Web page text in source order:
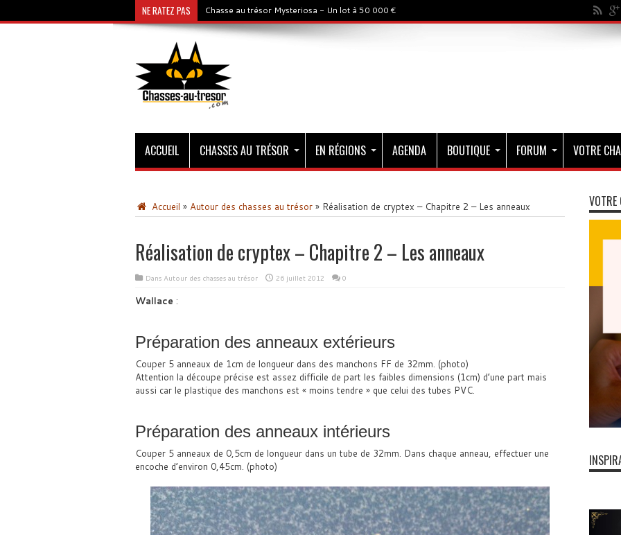
NE RATEZ PAS Chasse au trésor Mysteriosa - Un lot à 50 000 €
ACCUEIL CHASSES AU TRÉSOR EN RÉGIONS AGENDA BOUTIQUE FORUM VOTRE
Accueil » Autour des chasses au trésor » Réalisation de cryptex – Chapitre 2 – Les anneaux
Réalisation de cryptex – Chapitre 2 – Les anneaux
Dans Autour des chasses au trésor 26 juillet 2012 0
Wallace :
Préparation des anneaux extérieurs
Couper 5 anneaux de 1cm de longueur dans des manchons FF de 32mm. (photo)
Attention la découpe précise est assez difficile de part les faibles dimensions (1cm) d’une part mais
aussi car le plastique des manchons est « moins tendre » que celui des tubes PVC.
Préparation des anneaux intérieurs
Couper 5 anneaux de 0,5cm de longueur dans un tube de 32mm. Dans chaque anneau, effectuer une
encoche d’environ 0,45cm. (photo)
VOTRE